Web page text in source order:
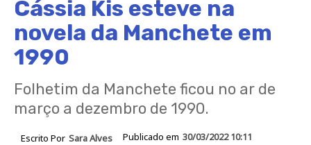
Cássia Kis esteve na
novela da Manchete em
1990
Folhetim da Manchete ficou no ar de
março a dezembro de 1990.
Escrito Por Sara Alves Publicado em 30/03/2022 10:11